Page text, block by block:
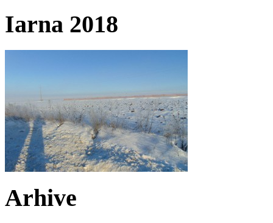
Iarna 2018
Arhive